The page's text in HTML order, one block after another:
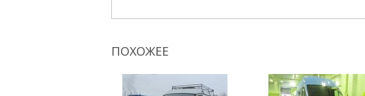
ПОХОЖЕЕ